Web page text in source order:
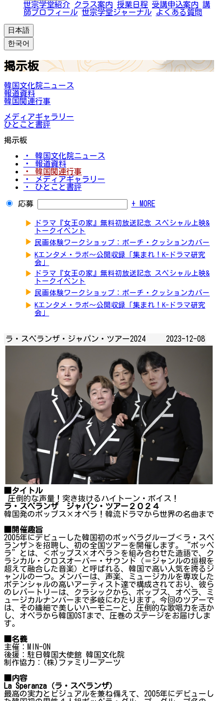
世宗学堂紹介 クラス案内 授業日程 受講申込案内 講
師プロフィール 世宗学堂ジャーナル よくある質問
日本語
한국어
掲示板
韓国文化院ニュース
報道資料
韓国関連行事
メディアギャラリー
ひとこと書評
掲示板
・ 韓国文化院ニュース
・ 報道資料
・ 韓国関連行事
・ メディアギャラリー
・ ひとこと書評
応募 + MORE
▶
ドラマ『女王の家』無料初放送記念 スペシャル上映&
トークイベント
▶ 民画体験ワークショップ：ポーチ・クッションカバー
▶ Kエンタメ・ラボ～公開収録「集まれ！K-ドラマ研究
会」
▶
ドラマ『女王の家』無料初放送記念 スペシャル上映&
トークイベント
▶ 民画体験ワークショップ：ポーチ・クッションカバー
▶ Kエンタメ・ラボ～公開収録「集まれ！K-ドラマ研究
会」
ラ・スペランザ・ジャパン・ツアー2024 2023-12-08
■タイトル
圧倒的な声量！突き抜けるハイトーン・ボイス！
ラ・スペランザ ジャパン・ツアー２０２４
韓国発のポップス×オペラ！韓流ドラマから世界の名曲まで
■開催趣旨
2005年にデビューした韓国初のポッペラグループ＜ラ・スペ
ランザ＞を招聘し、初の全国ツアーを開催します。“ポッペ
ラ”とは、＜ポップス×オペラ＞を組み合わせた造語で、ク
ラシカル・クロスオーバー・サウンド（＝ジャンルの垣根を
超えて融合した音楽）と呼ばれる、韓国で高い人気を誇るジ
ャンルの一つ。メンバーは、声楽、ミュージカルを専攻した
ポテンシャルの高いアーティスト達で構成されており、彼ら
のレパートリーは、クラシックから、ポップス、オペラ、ミ
ュージカルナンバーまで多岐にわたります。今回のツアーで
は、その繊細で美しいハーモニーと、圧倒的な歌唱力を活か
し、オペラから韓国OSTまで、圧巻のステージをお届けしま
す。
■名義
主催：MIN-ON
後援：駐日韓国大使館 韓国文化院
制作協力：(株)ファミリーアーツ
■内容
La Speranza （ラ・スペランザ）
最高の実力とビジュアルを兼ね備えて、2005年にデビューし